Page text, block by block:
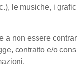
le musiche, i
non essere
contratto e/o